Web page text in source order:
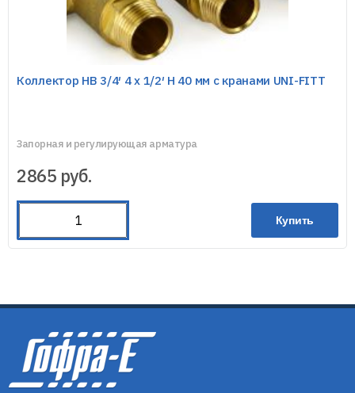
Коллектор НВ 3/4′ 4 х 1/2′ Н 40 мм с кранами UNI-FITT
Запорная и регулирующая арматура
2865 руб.
Купить